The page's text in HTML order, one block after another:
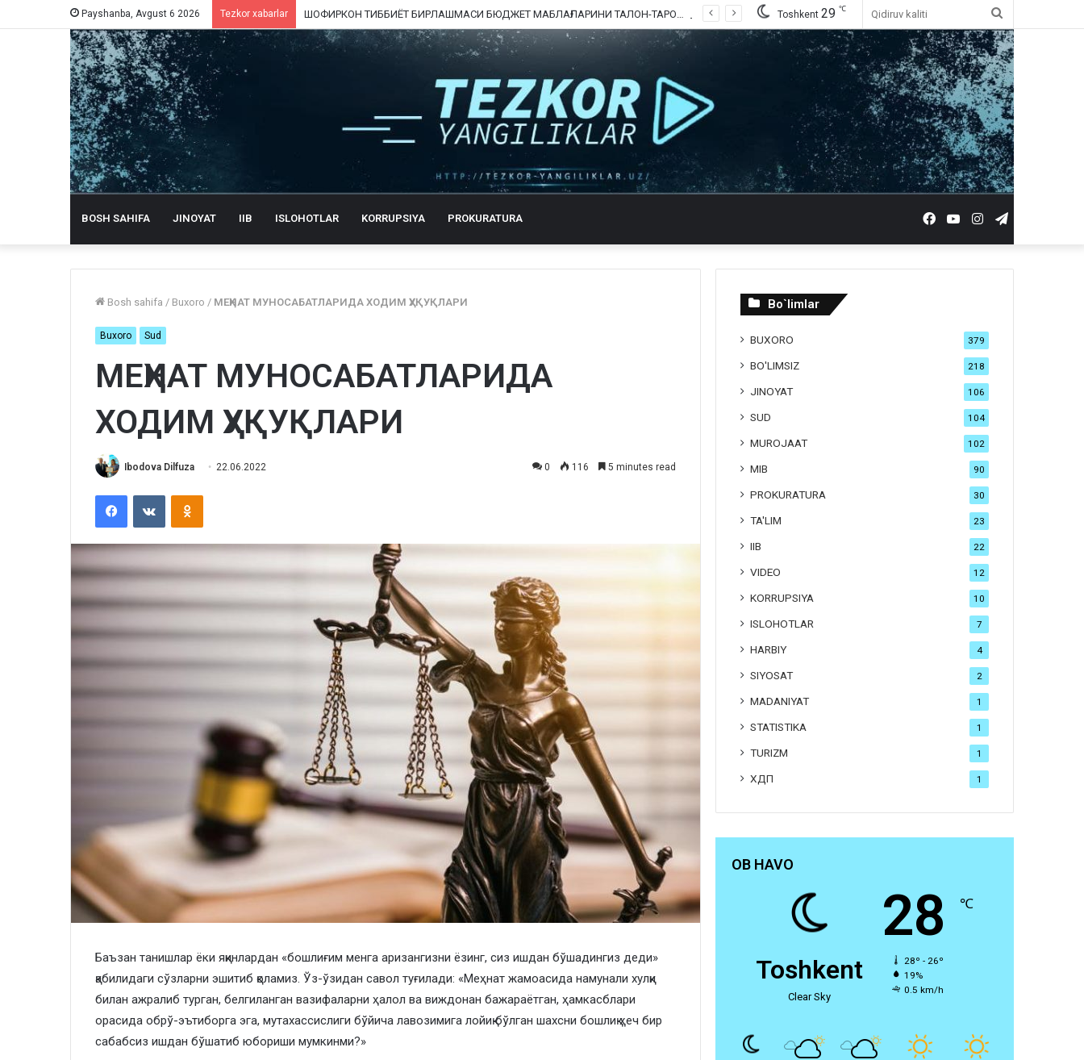
Payshanba, Avgust 6 2026 Tezkor xabarlar ШОФИРКОН ТИББИЁТ БИРЛАШМАСИ БЮДЖЕТ МАБЛАҒЛАРИНИ ТАЛОН-ТАРОЖ ҚИЛИНГАНИ РОСТМИ?
kaliti
Toshkent 29 ℃
BOSH SAHIFA JINOYAT IIB ISLOHOTLAR KORRUPSIYA PROKURATURA Telegram
Instagram
YouTube
Facebook
Bosh sahifa / Buxoro / МЕҲНАТ МУНОСАБАТЛАРИДА ХОДИМ ҲУҚУҚЛАРИ
Buxoro Sud
МЕҲНАТ МУНОСАБАТЛАРИДА
ХОДИМ ҲУҚУҚЛАРИ
Ibodova Dilfuza 22.06.2022 0 116 5 minutes read
FacebookVKontakteOdnoklassniki
Баъзан танишлар ёки яқинлардан «бошлиғим менга аризангизни ёзинг, сиз ишдан бўшадингиз деди»
қабилидаги сўзларни эшитиб қоламиз. Ўз-ўзидан савол туғилади: «Меҳнат жамоасида намунали хулқи
билан ажралиб турган, белгиланган вазифаларни ҳалол ва виждонан бажараётган, ҳамкасблари
орасида обрў-эътиборга эга, мутахассислиги бўйича лавозимига лойиқ бўлган шахсни бошлиқ ҳеч бир
сабабсиз ишдан бўшатиб юбориши мумкинми?»
Bo`limlar
BUXORO 379
BO'LIMSIZ 218
JINOYAT 106
SUD 104
MUROJAAT 102
MIB 90
PROKURATURA 30
TA'LIM 23
IIB 22
VIDEO 12
KORRUPSIYA 10
ISLOHOTLAR 7
HARBIY 4
SIYOSAT 2
MADANIYAT 1
STATISTIKA 1
TURIZM 1
ХДП 1
OB HAVO
Toshkent
Clear Sky
28 ℃
28º - 26º
19%
0.5 km/h